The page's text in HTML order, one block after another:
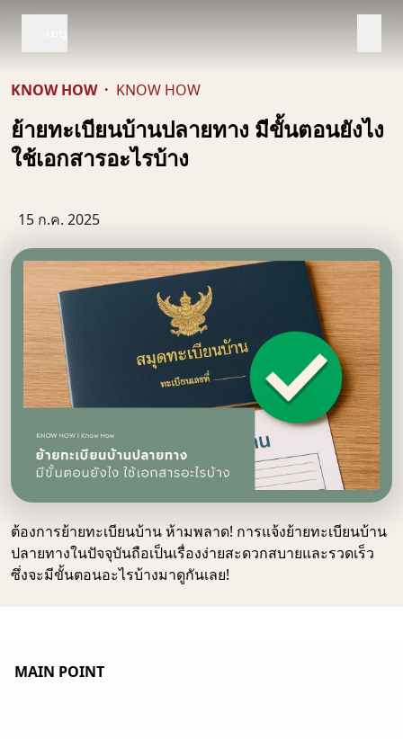
KNOW HOW · KNOW HOW
ย้ายทะเบียนบ้านปลายทาง มีขั้นตอนยังไง
ใช้เอกสารอะไรบ้าง
15 ก.ค. 2025
ต้องการย้ายทะเบียนบ้าน ห้ามพลาด! การแจ้งย้ายทะเบียนบ้าน
ปลายทางในปัจจุบันถือเป็นเรื่องง่ายสะดวกสบายและรวดเร็ว
ซึ่งจะมีขั้นตอนอะไรบ้างมาดูกันเลย!
MAIN POINT